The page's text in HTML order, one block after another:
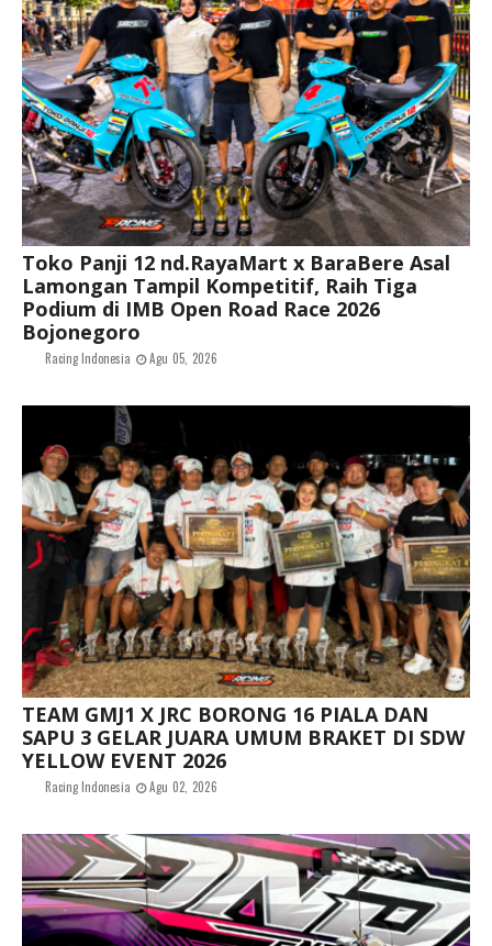
Toko Panji 12 nd.RayaMart x BaraBere Asal
Lamongan Tampil Kompetitif, Raih Tiga
Podium di IMB Open Road Race 2026
Bojonegoro
Racing Indonesia Agu 05, 2026
TEAM GMJ1 X JRC BORONG 16 PIALA DAN
SAPU 3 GELAR JUARA UMUM BRAKET DI SDW
YELLOW EVENT 2026
Racing Indonesia Agu 02, 2026